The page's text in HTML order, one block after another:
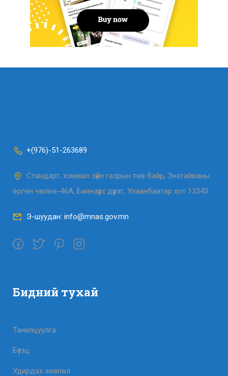
+(976)-51-263689
Стандарт, хэмжил зүйн газрын төв байр, Энхтайваны
өргөн чөлөө-46А, Баянзүрх дүүрэг, Улаанбаатар хот 13343
Э-шуудан: info@mnas.gov.mn
Бидний тухай
Танилцуулга
Бүтэц
Удирдах зөвлөл